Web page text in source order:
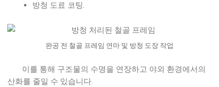
방청 도료 코팅.
완공 전 철골 프레임 연마 및 방청 도장 작업
이를 통해 구조물의 수명을 연장하고 야외 환경에서의
산화를 줄일 수 있습니다.